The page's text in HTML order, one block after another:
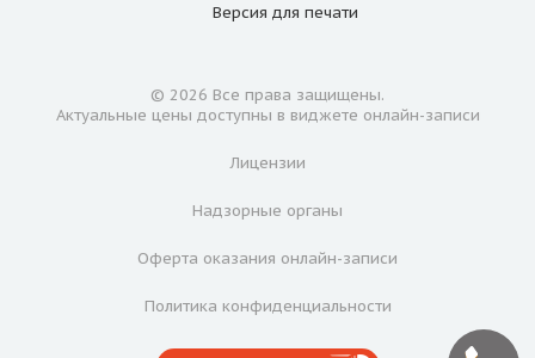
Версия для печати
© 2026 Все права защищены.
Актуальные цены доступны в виджете онлайн-записи
Лицензии
Надзорные органы
Оферта оказания онлайн-записи
Политика конфиденциальности